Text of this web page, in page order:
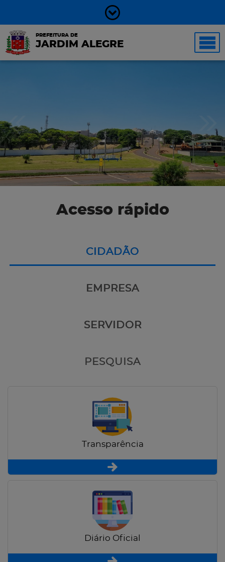
PREFEITURA DE
JARDIM ALEGRE
Acesso rápido
CIDADÃO
EMPRESA
SERVIDOR
PESQUISA
Transparência
Diário Oficial